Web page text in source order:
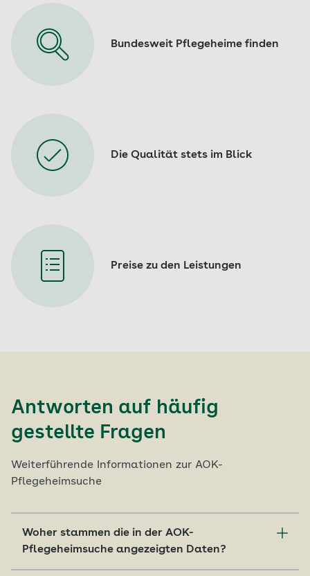
Bundesweit Pflegeheime finden
Die Qualität stets im Blick
Preise zu den Leistungen
Antworten auf häufig
gestellte Fragen
Weiterführende Informationen zur AOK-
Pflegeheimsuche
Woher stammen die in der AOK-
Pflegeheimsuche angezeigten Daten?